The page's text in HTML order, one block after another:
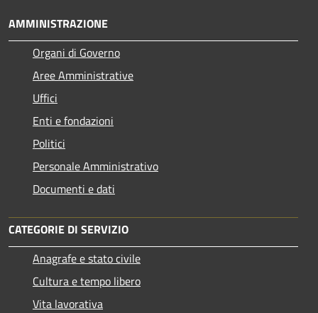
AMMINISTRAZIONE
Organi di Governo
Aree Amministrative
Uffici
Enti e fondazioni
Politici
Personale Amministrativo
Documenti e dati
CATEGORIE DI SERVIZIO
Anagrafe e stato civile
Cultura e tempo libero
Vita lavorativa